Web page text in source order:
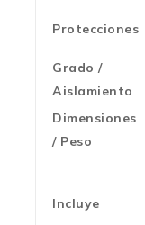
Protecciones
Grado /
Aislamiento
Dimensiones
/ Peso
Incluye